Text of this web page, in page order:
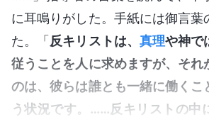
に耳鳴りがした。手紙には御言葉
た。「反キリストは、 真理や神で
従うことを人に求めますが、それ
のは、彼らは誰とも一緒に働くこ
う状況です。……反キリストの中